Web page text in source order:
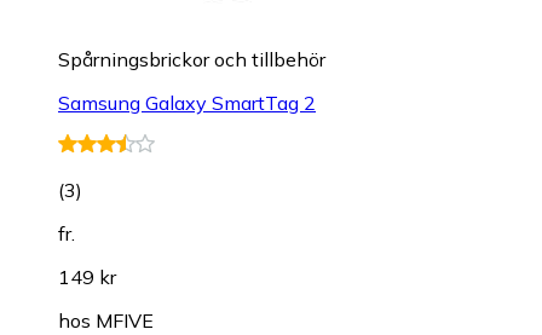
Spårningsbrickor och tillbehör
Samsung Galaxy SmartTag 2
(3)
fr.
149 kr
hos MFIVE